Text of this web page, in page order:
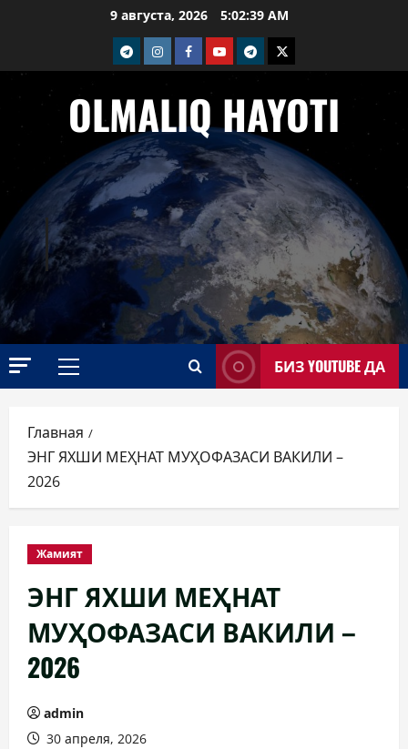
9 августа, 2026 5:02:40 AM
telegramInstagramFacebook
Youtubetelegram+
Twitter
OLMALIQ HAYOTI
Основное
БИЗ YOUTUBE ДА
Главная
ЭНГ ЯХШИ МЕҲНАТ МУҲОФАЗАСИ ВАКИЛИ –
2026
Жамият
ЭНГ ЯХШИ МЕҲНАТ
МУҲОФАЗАСИ ВАКИЛИ –
2026
admin
30 апреля, 2026